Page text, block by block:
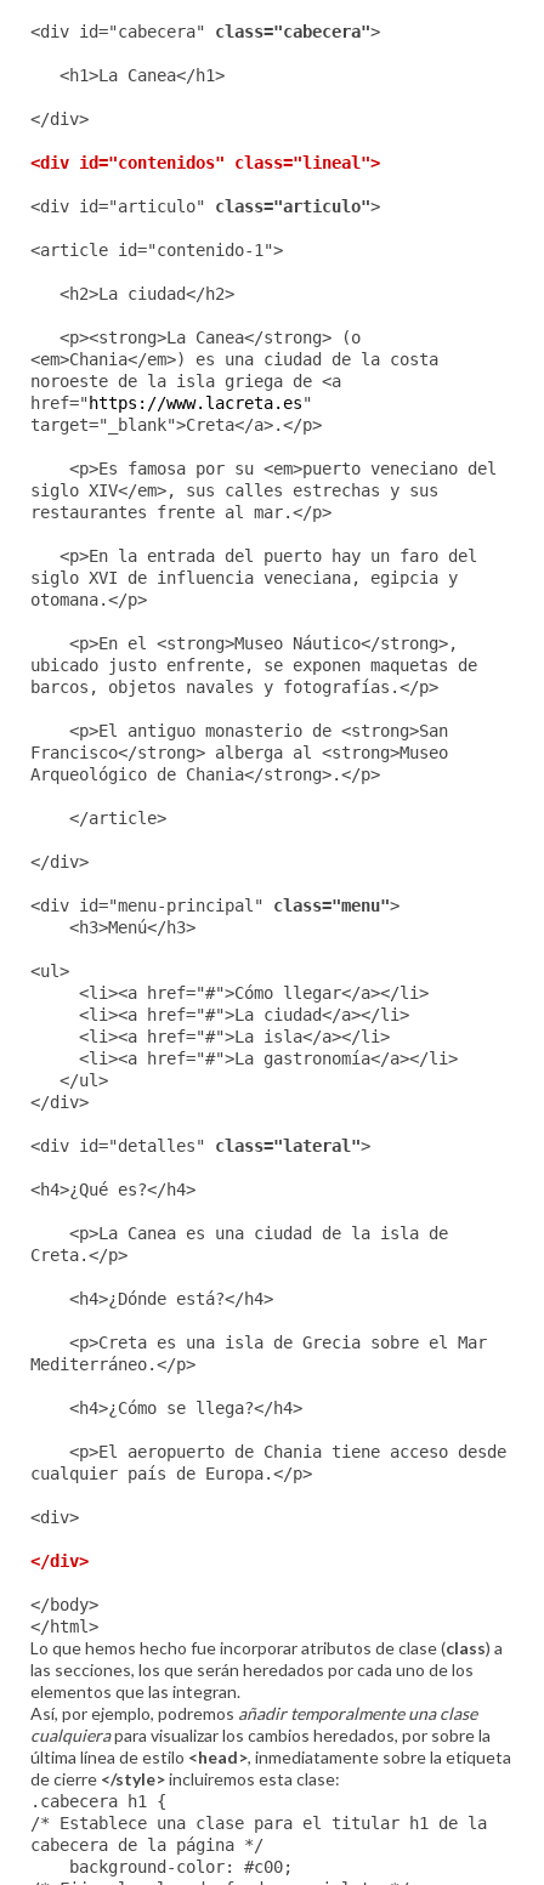
<div id="cabecera" class="cabecera">
<h1>La Canea</h1>
</div>
<div id="contenidos" class="lineal">
<div id="articulo" class="articulo">
<article id="contenido-1">
<h2>La ciudad</h2>
<p><strong>La Canea</strong> (o
<em>Chania</em>) es una ciudad de la costa
noroeste de la isla griega de <a
href="https://www.lacreta.es"
target="_blank">Creta</a>.</p>
<p>Es famosa por su <em>puerto veneciano del
siglo XIV</em>, sus calles estrechas y sus
restaurantes frente al mar.</p>
<p>En la entrada del puerto hay un faro del
siglo XVI de influencia veneciana, egipcia y
otomana.</p>
<p>En el <strong>Museo Náutico</strong>,
ubicado justo enfrente, se exponen maquetas de
barcos, objetos navales y fotografías.</p>
<p>El antiguo monasterio de <strong>San
Francisco</strong> alberga al <strong>Museo
Arqueológico de Chania</strong>.</p>
</article>
</div>
<div id="menu-principal" class="menu">
<h3>Menú</h3>
<ul>
<li><a href="#">Cómo llegar</a></li>
<li><a href="#">La ciudad</a></li>
<li><a href="#">La isla</a></li>
<li><a href="#">La gastronomía</a></li>
</ul>
</div>
<div id="detalles" class="lateral">
<h4>¿Qué es?</h4>
<p>La Canea es una ciudad de la isla de
Creta.</p>
<h4>¿Dónde está?</h4>
<p>Creta es una isla de Grecia sobre el Mar
Mediterráneo.</p>
<h4>¿Cómo se llega?</h4>
<p>El aeropuerto de Chania tiene acceso desde
cualquier país de Europa.</p>
<div>
</div>
</body>
</html>
Lo que hemos hecho fue incorporar atributos de clase (class) a
las secciones, los que serán heredados por cada uno de los
elementos que las integran.
Así, por ejemplo, podremos añadir temporalmente una clase
cualquierapara visualizar los cambios heredados, por sobre la
última línea de estilo <head>, inmediatamente sobre la etiqueta
de cierre </style>incluiremos esta clase:
.cabecera h1 {
/* Establece una clase para el titular h1 de la
cabecera de la página */
background-color: #c00;